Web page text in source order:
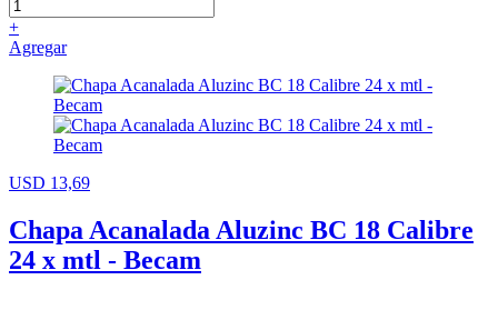
+
Agregar
USD 13,69
Chapa Acanalada Aluzinc BC 18 Calibre
24 x mtl - Becam